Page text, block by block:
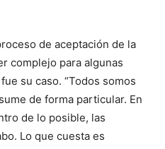
de aceptación de la
complejo para algunas
su caso. “Todos somos
de forma particular. En
de lo posible, las
Lo que cuesta es